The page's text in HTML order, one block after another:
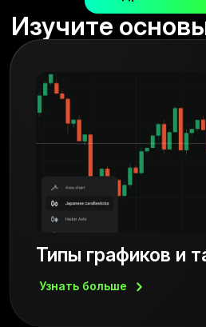
Изучите
Типы графиков и
Узнать больше